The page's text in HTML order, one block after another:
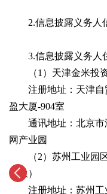
2.信息披露义务人
3.信息披露义务人
（1）天津金米投资
注册地址：天津自
盈大厦-904室
通讯地址：北京市
网产业园
（2）苏州工业园区
合伙）
注册地址：苏州工